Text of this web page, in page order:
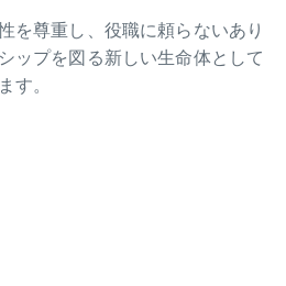
を尊重し、役職に頼らないあり
ップを図る新しい生命体として
す。